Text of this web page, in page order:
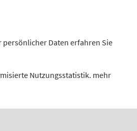
persönlicher Daten erfahren Sie
Nutzungsstatistik. mehr